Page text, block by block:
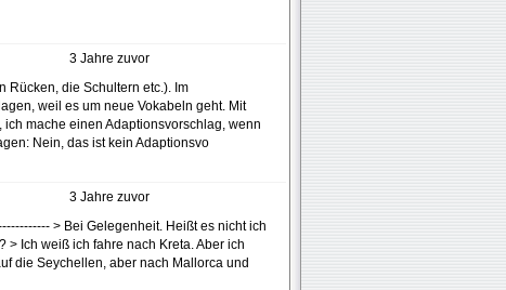
3 Jahre zuvor
Rücken, die Schultern etc.). Im
weil es um neue Vokabeln geht. Mit
mache einen Adaptionsvorschlag, wenn
Nein, das ist kein Adaptionsvo
3 Jahre zuvor
> Bei Gelegenheit. Heißt es nicht ich
Ich weiß ich fahre nach Kreta. Aber ich
die Seychellen, aber nach Mallorca und